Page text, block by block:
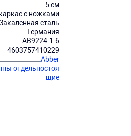
5 см
с ножками
сталь
Германия
AB9224-1.6
4603757410229
Abber
отдельностоя
щие